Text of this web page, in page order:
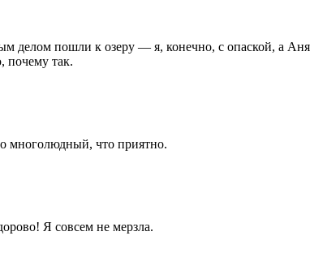
делом пошли к озеру — я, конечно, с опаской, а
почему так.
многолюдный, что приятно.
Я совсем не мерзла.